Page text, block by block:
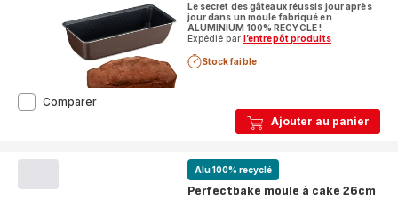
Ajouter au panier
Le secret des gâteaux réussis jour après
jour dans un moule fabriqué en
ALUMINIUM 100% RECYCLE !
Expédié par l’entrepôt produits
Stock faible
ComparerPerfectbake
Alu 100% recyclé
Perfectbake moule à cake 26cm
Note